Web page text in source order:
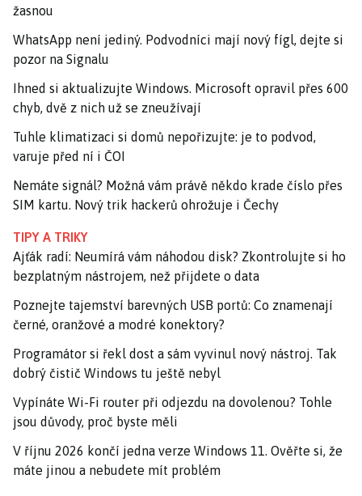
žasnou
WhatsApp není jediný. Podvodníci mají nový fígl, dejte si
pozor na Signalu
Ihned si aktualizujte Windows. Microsoft opravil přes 600
chyb, dvě z nich už se zneužívají
Tuhle klimatizaci si domů nepořizujte: je to podvod,
varuje před ní i ČOI
Nemáte signál? Možná vám právě někdo krade číslo přes
SIM kartu. Nový trik hackerů ohrožuje i Čechy
TIPY A TRIKY
Ajťák radí: Neumírá vám náhodou disk? Zkontrolujte si ho
bezplatným nástrojem, než přijdete o data
Poznejte tajemství barevných USB portů: Co znamenají
černé, oranžové a modré konektory?
Programátor si řekl dost a sám vyvinul nový nástroj. Tak
dobrý čistič Windows tu ještě nebyl
Vypínáte Wi-Fi router při odjezdu na dovolenou? Tohle
jsou důvody, proč byste měli
V říjnu 2026 končí jedna verze Windows 11. Ověřte si, že
máte jinou a nebudete mít problém